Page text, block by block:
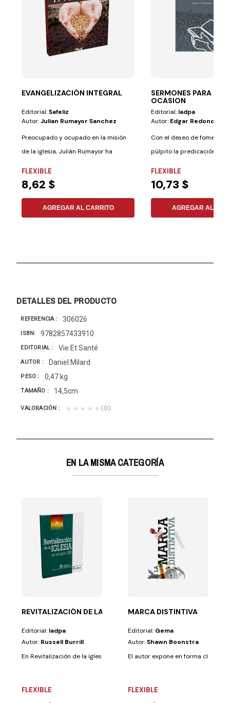
EVANGELIZACIÓN INTEGRAL
Editorial:Safeliz
Autor:Julian Rumayor Sanchez
Preocupado y ocupado en la misión
de la iglesia, Julián Rumayor ha
FLEXIBLE
8,62 $
AGREGAR AL CARRITO
SERMONES PARA
OCASION
Editorial: Iadpa
Autor: Edgar Redondo
Con el deseo de fomentar
púlpito la predicación de
FLEXIBLE
10,73 $
AGREGAR AL
DETALLES DEL PRODUCTO
REFERENCIA 306026
ISBN 9782857433910
EDITORIAL Vie Et Santé
AUTOR Daniel Milard
PESO 0,47 kg
TAMAÑO 14,5cm
VALORACIÓN ★★★★★ (0)
EN LA MISMA CATEGORÍA
A CORAZÓN
REVITALIZACIÓN DE LA IGLESIA SIGLO XXI
Editorial: Iadpa
Autor: Russell Burrill
En Revitalización de la iglesia en el siglo XXI vemos que el anhelado...
FLEXIBLE
MARCA DISTINTIVA
Editorial: Gema
Autor:Shawn Boonstra
El autor expone en forma clara y
FLEXIBLE